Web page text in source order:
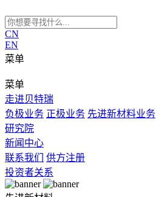
CN
EN
菜单
菜单
走进贝特瑞
负极业务 正极业务 先进新材料业务
研究院
新闻中心
联系我们
供方注册
投资者关系